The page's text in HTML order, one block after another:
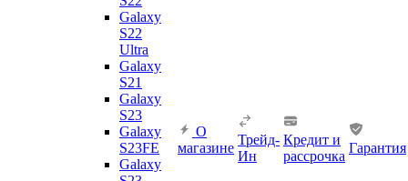
Galaxy
S22
Ultra
Galaxy
S21
Galaxy
S23
Galaxy
S23FE
Galaxy
О
магазине
Трейд-
Ин
Кредит и
рассрочка
Гарантия